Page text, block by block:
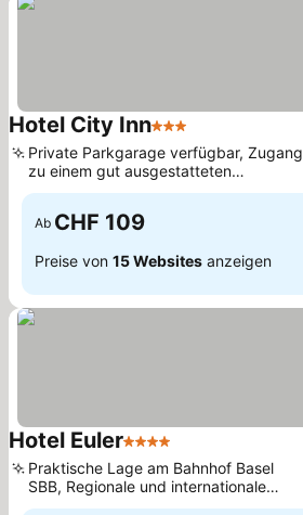
Hotel City Inn3 Sterne
Private Parkgarage verfügbar, Zugang
zu einem gut ausgestatteten
Fitnessstudio
Ab CHF 109
Preise von 15 Websites anzeigen
Hotel Euler4 Sterne
Praktische Lage am Bahnhof Basel
SBB, Regionale und internationale
Speisemöglichkeiten